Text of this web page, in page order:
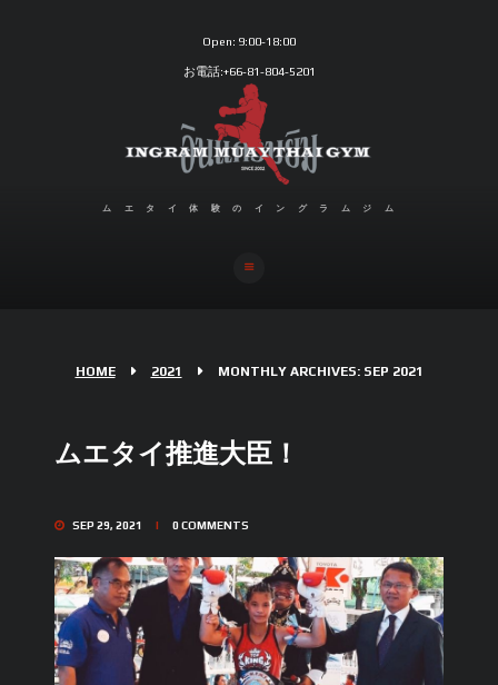
Open: 9:00-18:00
お電話:+66-81-804-5201
ムエタイ体験のイングラムジム
HOME 2021 MONTHLY ARCHIVES: SEP 2021
ムエタイ推進大臣！
SEP 29, 2021 0COMMENTS